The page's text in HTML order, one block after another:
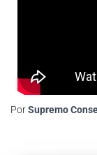
PorSupremo